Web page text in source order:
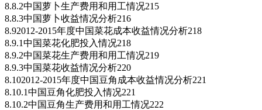
8.8.2中国萝卜生产费用和用工情况215
8.8.3中国萝卜收益情况分析216
8.92012-2015年度中国菜花成本收益情况分析218
8.9.1中国菜花化肥投入情况218
8.9.2中国菜花生产费用和用工情况219
8.9.3中国菜花收益情况分析220
8.102012-2015年度中国豆角成本收益情况分析221
8.10.1中国豆角化肥投入情况221
8.10.2中国豆角生产费用和用工情况222